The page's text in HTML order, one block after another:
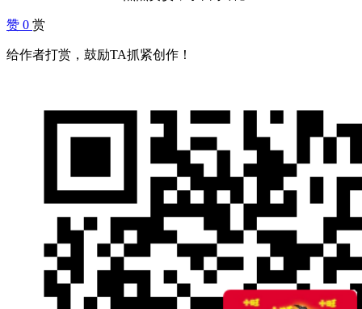
赞 0 赏
给作者打赏，鼓励TA抓紧创作！